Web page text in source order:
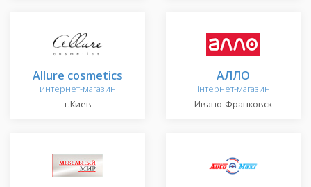
Allure cosmetics
интернет-магазин
г.Киев
АЛЛО
інтернет-магазин
Ивано-Франковск